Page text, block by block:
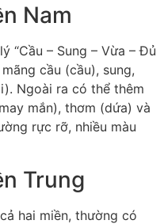
Nam
“Cầu – Sung – Vừa – Đủ
cầu (cầu), sung,
Ngoài ra có thể thêm
mắn), thơm (dứa) và
rực rỡ, nhiều màu
Trung
hai miền, thường có